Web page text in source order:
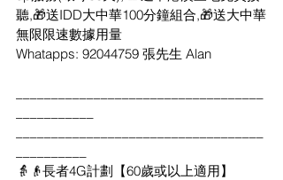
聽,🎁送IDD大中華100分鐘組合,🎁送大中華
無限限速數據用量
Whatapps: 92044759 張先生 Alan
👵👴長者4G計劃【60歲或以上適用】